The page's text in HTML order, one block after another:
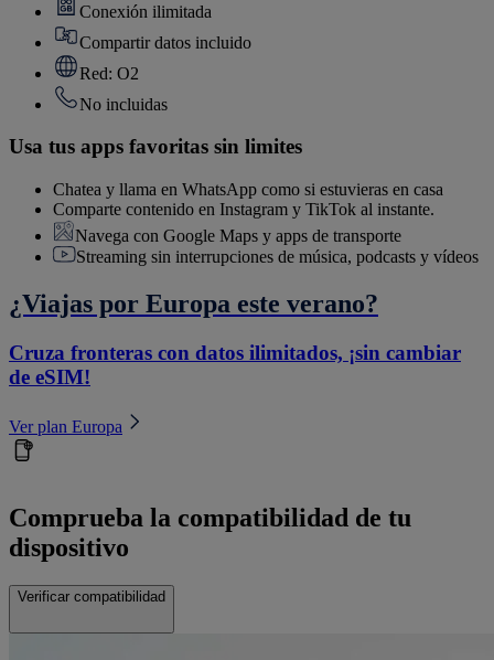
Conexión ilimitada
Compartir datos incluido
Red: O2
No incluidas
Usa tus apps favoritas sin limites
Chatea y llama en WhatsApp como si estuvieras en casa
Comparte contenido en Instagram y TikTok al instante.
Navega con Google Maps y apps de transporte
Streaming sin interrupciones de música, podcasts y vídeos
¿Viajas por Europa este verano?
Cruza fronteras con datos ilimitados, ¡sin cambiar
de eSIM!
Ver plan Europa
Comprueba la compatibilidad de tu
dispositivo
Verificar compatibilidad